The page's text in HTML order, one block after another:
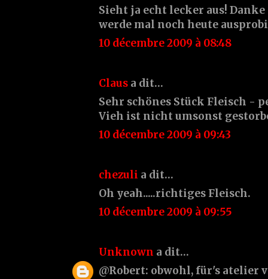
Sieht ja echt lecker aus! Danke
werde mal noch heute
10 décembre 2009 à 08:48
Claus a dit…
Sehr schönes Stück Fleisch -
Vieh ist nicht umsonst
10 décembre 2009 à 09:43
chezuli a dit…
Oh yeah.....richtiges Fleisch.
10 décembre 2009 à 09:55
Unknown a dit…
@Robert: obwohl, für's atelier